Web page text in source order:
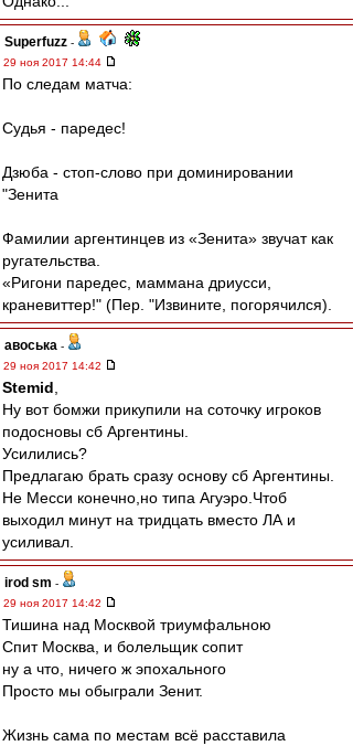
Superfuzz -
29 ноя 2017 14:44
По следам матча:
Судья - паредес!
Дзюба - стоп-слово при доминировании
"Зенита
Фамилии аргентинцев из «Зенита» звучат как
ругательства.
«Ригони паредес, маммана дриусси,
краневиттер!" (Пер. "Извините, погорячился).
авоська -
29 ноя 2017 14:42
Stemid
Ну вот бомжи прикупили на соточку игроков
подосновы сб Аргентины.
Усилились?
Предлагаю брать сразу основу сб Аргентины.
Не Месси конечно,но типа Агуэро.Чтоб
выходил минут на тридцать вместо ЛА и
усиливал.
irod sm -
29 ноя 2017 14:42
Тишина над Москвой триумфальною
Спит Москва, и болельщик сопит
ну а что, ничего ж эпохального
Просто мы обыграли Зенит.
Жизнь сама по местам всё расставила